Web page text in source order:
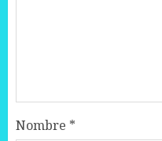
Nombre *